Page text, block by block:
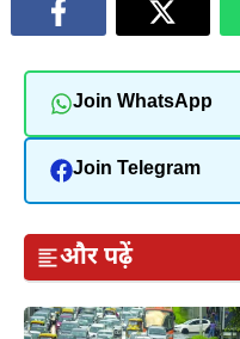
Join WhatsApp
Join Telegram
और पढ़ें